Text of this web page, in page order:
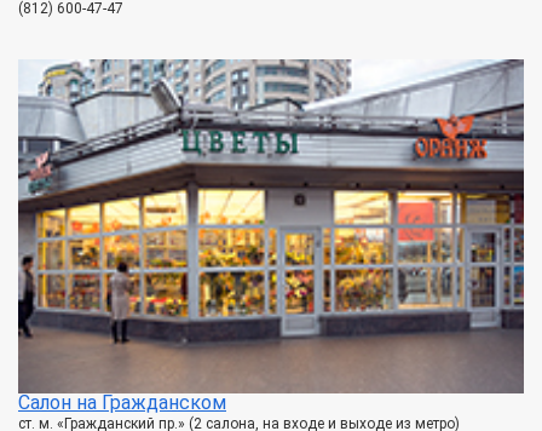
(812) 600-47-47
Салон на Гражданском
ст. м. «Гражданский пр.» (2 салона, на входе и выходе из метро)